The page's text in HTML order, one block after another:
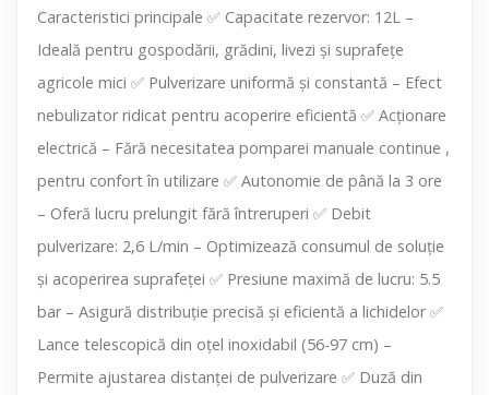
Caracteristici principale ✅ Capacitate rezervor: 12L –
Ideală pentru gospodării, grădini, livezi și suprafețe
agricole mici ✅ Pulverizare uniformă și constantă – Efect
nebulizator ridicat pentru acoperire eficientă ✅ Acționare
electrică – Fără necesitatea pomparei manuale continue ,
pentru confort în utilizare ✅ Autonomie de până la 3 ore
– Oferă lucru prelungit fără întreruperi ✅ Debit
pulverizare: 2,6 L/min – Optimizează consumul de soluție
și acoperirea suprafeței ✅ Presiune maximă de lucru: 5.5
bar – Asigură distribuție precisă și eficientă a lichidelor ✅
Lance telescopică din oțel inoxidabil (56-97 cm) –
Permite ajustarea distanței de pulverizare ✅ Duză din